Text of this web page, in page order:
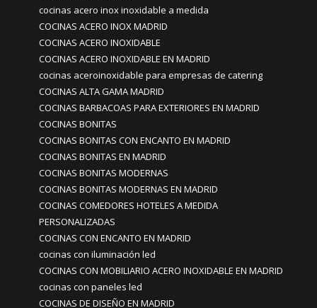
cocinas acero inox inoxidable a medida
COCINAS ACERO INOX MADRID
COCINAS ACERO INOXIDABLE
COCINAS ACERO INOXIDABLE EN MADRID
cocinas aceroinoxidable para empresas de catering
COCINAS ALTA GAMA MADRID
COCINAS BARBACOAS PARA EXTERIORES EN MADRID
COCINAS BONITAS
COCINAS BONITAS CON ENCANTO EN MADRID
COCINAS BONITAS EN MADRID
COCINAS BONITAS MODERNAS
COCINAS BONITAS MODERNAS EN MADRID
COCINAS COMEDORES HOTELES A MEDIDA
PERSONALIZADAS
COCINAS CON ENCANTO EN MADRID
cocinas con iluminación led
COCINAS CON MOBILIARIO ACERO INOXIDABLE EN MADRID
cocinas con paneles led
COCINAS DE DISEÑO EN MADRID